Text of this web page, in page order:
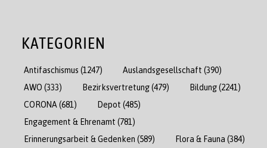
KATEGORIEN
Antifaschismus (1247) Auslandsgesellschaft (390)
AWO (333) Bezirksvertretung(479) Bildung(2241)
CORONA (681) Depot (485)
Engagement & Ehrenamt (781)
Erinnerungsarbeit & Gedenken (589) Flora & Fauna (384)